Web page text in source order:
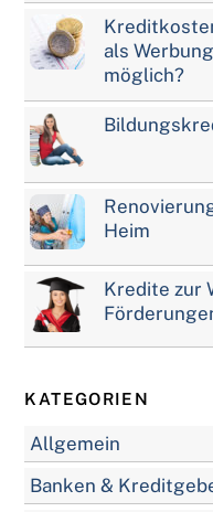
als
möglich?
Heim
Kredite zur
KATEGORIEN
Allgemein
Banken &